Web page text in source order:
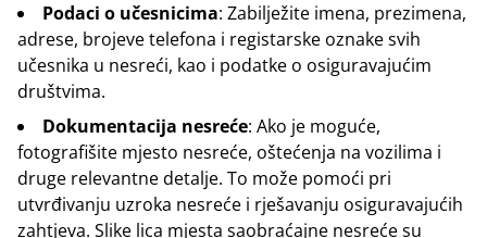
Podaci o učesnicima: Zabilježite imena, prezimena,
adrese, brojeve telefona i registarske oznake svih
učesnika u nesreći, kao i podatke o osiguravajućim
društvima.
Dokumentacija nesreće: Ako je moguće,
fotografišite mjesto nesreće, oštećenja na vozilima i
druge relevantne detalje. To može pomoći pri
utvrđivanju uzroka nesreće i rješavanju osiguravajućih
zahtjeva. Slike lica mjesta saobraćajne nesreće su